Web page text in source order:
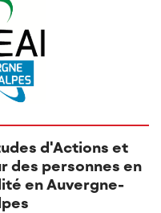
d'Actions et
des personnes en
en Auvergne-